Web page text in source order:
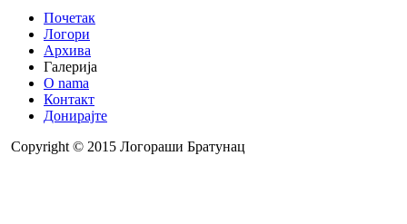
Почетак
Логори
Архива
Галерија
O nama
Контакт
Донирајте
Copyright © 2015 Логораши Братунац